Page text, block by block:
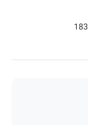
183